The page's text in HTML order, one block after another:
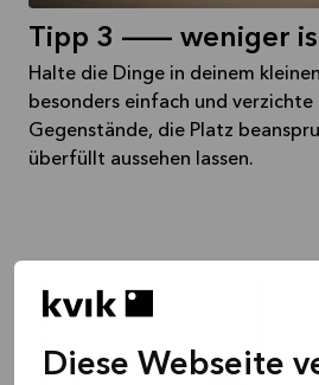
Diese Webseite
Tipp 3 -- weniger
Halte die Dinge in deinem
besonders einfach und verzichte
Gegenstände, die Platz
überfüllt aussehen lassen.